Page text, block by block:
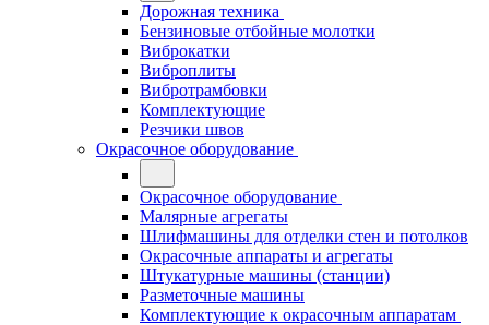
Дорожная техника
Бензиновые отбойные молотки
Виброкатки
Виброплиты
Вибротрамбовки
Комплектующие
Резчики швов
Окрасочное оборудование
Окрасочное оборудование
Малярные агрегаты
Шлифмашины для отделки стен и потолков
Окрасочные аппараты и агрегаты
Штукатурные машины (станции)
Разметочные машины
Комплектующие к окрасочным аппаратам